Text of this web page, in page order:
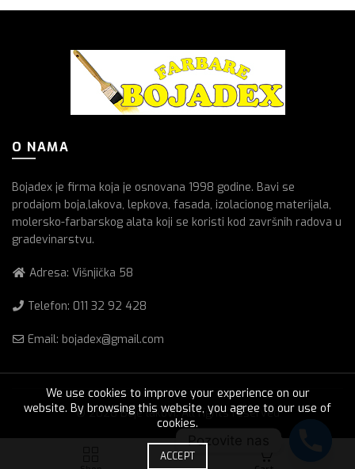
O NAMA
Bojadex je firma koja je osnovana 1998 godine. Bavi se
prodajom boja,lakova, lepkova, fasada, izolacionog materijala,
molersko-farbarskog alata koji se koristi kod završnih radova u
gradevinarstvu.
Adresa: Višnjička 58
Telefon: 011 32 92 428
Email: bojadex@gmail.com
© 2026Boje lakovi. All rights reserved
We use cookies to improve your experience on our
website. By browsing this website, you agree to our use of
cookies.
ACCEPT
Pozovite nas